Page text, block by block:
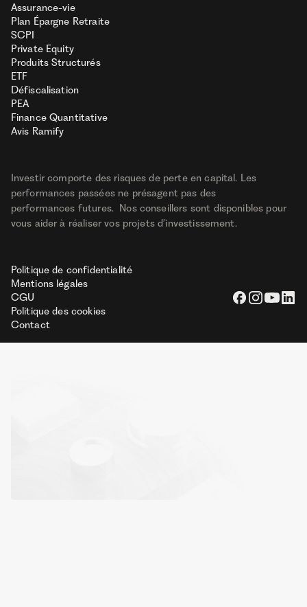
Assurance-vie
Plan Épargne Retraite
SCPI
Private Equity
Produits Structurés
ETF
Défiscalisation
PEA
Finance Quantitative
Avis Ramify
Investir comporte des risques de perte en capital. Les
performances passées ne présagent pas des
performances futures. Nos conseillers sont disponibles pour
vous aider à réaliser vos projets d’investissement.
Politique de confidentialité
Mentions légales
CGU
Politique des cookies
Contact